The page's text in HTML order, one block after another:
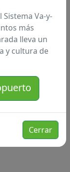
y sostenibles.
o encontrar la
Va-y-
más
lleva un
y cultura de
Cerrar